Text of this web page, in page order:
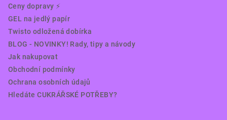
Ceny dopravy ⚡️
GEL na jedlý papír
Twisto odložená dobírka
BLOG - NOVINKY! Rady, tipy a návody
Jak nakupovat
Obchodní podmínky
Ochrana osobních údajů
Hledáte CUKRÁŘSKÉ POTŘEBY?